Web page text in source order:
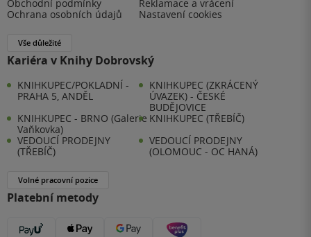
Obchodní podmínky
Reklamace a vrácení
Ochrana osobních údajů
Nastavení cookies
Vše důležité
Kariéra v Knihy Dobrovský
KNIHKUPEC/POKLADNÍ -
PRAHA 5, ANDĚL
KNIHKUPEC (ZKRÁCENÝ
ÚVAZEK) - ČESKÉ
BUDĚJOVICE
KNIHKUPEC - BRNO (Galerie
Vaňkovka)
KNIHKUPEC (TŘEBÍČ)
VEDOUCÍ PRODEJNY
(TŘEBÍČ)
VEDOUCÍ PRODEJNY
(OLOMOUC - OC HANÁ)
Volné pracovní pozice
Platební metody